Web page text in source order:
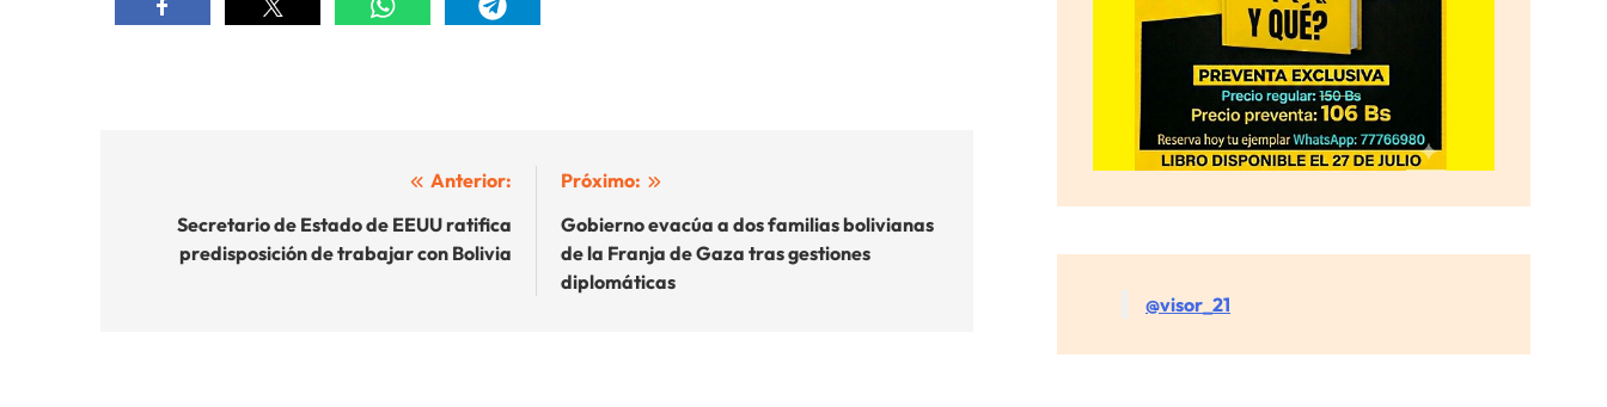
entradas
Anterior:
Secretario de Estado de EEUU ratifica
predisposición de trabajar con Bolivia
Próximo:
Gobierno evacúa a dos familias bolivianas
de la Franja de Gaza tras gestiones
diplomáticas
@visor_21